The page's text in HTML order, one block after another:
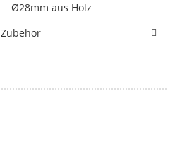
Ø28mm aus Holz
Zubehör